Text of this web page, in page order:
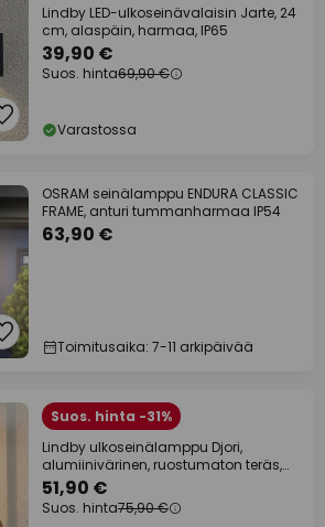
Lindby LED-ulkoseinävalaisin Jarte, 24
cm, alaspäin, harmaa, IP65
39,90 €
Suos. hinta69,90 €
Varastossa
OSRAM seinälamppu ENDURA CLASSIC
FRAME, anturi tummanharmaa IP54
63,90 €
Toimitusaika: 7-11 arkipäivää
Suos. hinta -31%
Lindby ulkoseinälamppu Djori,
alumiinivärinen, ruostumaton teräs,
E27
51,90 €
Suos. hinta75,90 €